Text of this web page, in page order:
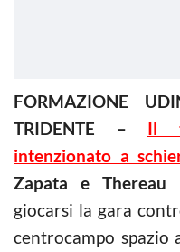
FORMAZIONE
TRIDENTE – Il
intenzionato a
Zapata e Thereau
giocarsi la gara
centrocampo spazio